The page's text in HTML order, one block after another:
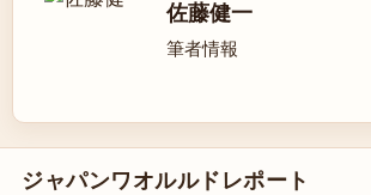
佐藤健一
筆者情報
ジャパンワオルルドレポート